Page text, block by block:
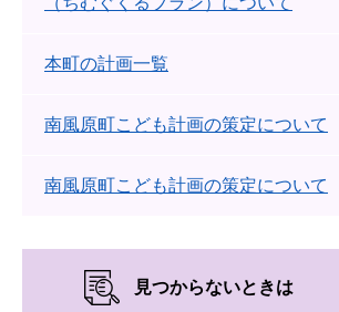
本町の計画一覧
南風原町こども計画の策定について
南風原町こども計画の策定について
見つからないときは